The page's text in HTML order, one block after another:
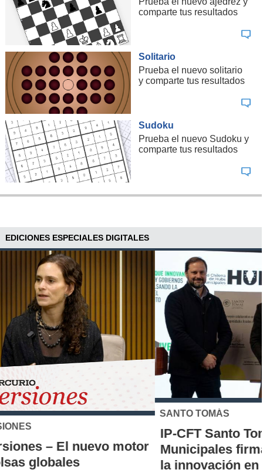
comparte tus resultados
Solitario
Prueba el nuevo solitario
y comparte tus resultados
Sudoku
Prueba el nuevo Sudoku y
comparte tus resultados
EDICIONES ESPECIALES DIGITALES
SANTO TOMÁS
IP-CFT Santo Tomás y Red de Hubs
Municipales firman alianza para impulsar
la innovación en los territorios